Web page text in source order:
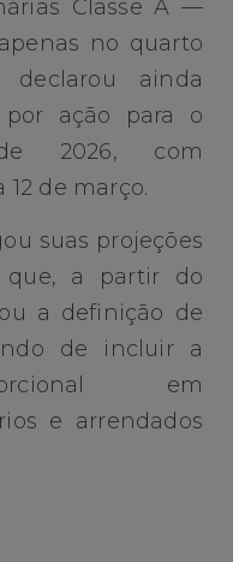
Classe A —
no quarto
declarou ainda
por ação para o
2026, com
de março.
suas projeções
que, a partir do
a definição de
de incluir a
em
e arrendados